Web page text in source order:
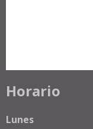
Horario
Lunes